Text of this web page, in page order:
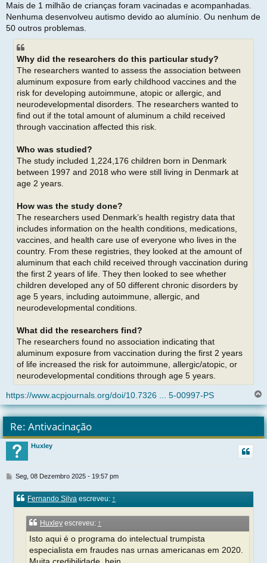
n
s
a
m
Mais de 1 milhão de crianças foram vacinadas e acompanhadas.
Nenhuma desenvolveu autismo devido ao alumínio. Ou nenhum de
50 outros problemas.
Why did the researchers do this particular study?
The researchers wanted to assess the association between
aluminum exposure from early childhood vaccines and the
risk for developing autoimmune, atopic or allergic, and
neurodevelopmental disorders. The researchers wanted to
find out if the total amount of aluminum a child received
through vaccination affected this risk.
Who was studied?
The study included 1,224,176 children born in Denmark
between 1997 and 2018 who were still living in Denmark at
age 2 years.
How was the study done?
The researchers used Denmark’s health registry data that
includes information on the health conditions, medications,
vaccines, and health care use of everyone who lives in the
country. From these registries, they looked at the amount of
aluminum that each child received through vaccination during
the first 2 years of life. They then looked to see whether
children developed any of 50 different chronic disorders by
age 5 years, including autoimmune, allergic, and
neurodevelopmental conditions.
What did the researchers find?
The researchers found no association indicating that
aluminum exposure from vaccination during the first 2 years
of life increased the risk for autoimmune, allergic/atopic, or
neurodevelopmental conditions through age 5 years.
https://www.acpjournals.org/doi/10.7326 ... 5-00997-PS
o
t
Re: Antivacinação
Huxley
M
n
Seg, 08 Dezembro 2025 - 19:57 pm
Fernando Silva escreveu: ↑
Huxley escreveu: ↑
Isto aqui é o programa do intelectual trumpista
especialista em fraudes nas urnas americanas em 2020.
Muita credibilidade, hein…